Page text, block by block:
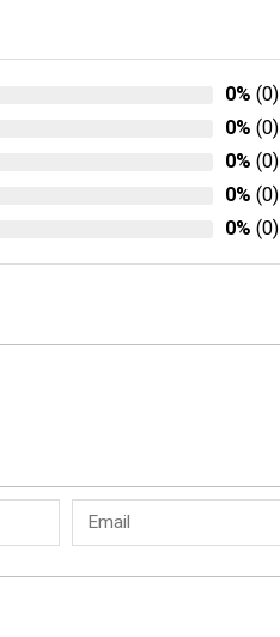
0% (0)
0% (0)
0% (0)
0% (0)
0% (0)